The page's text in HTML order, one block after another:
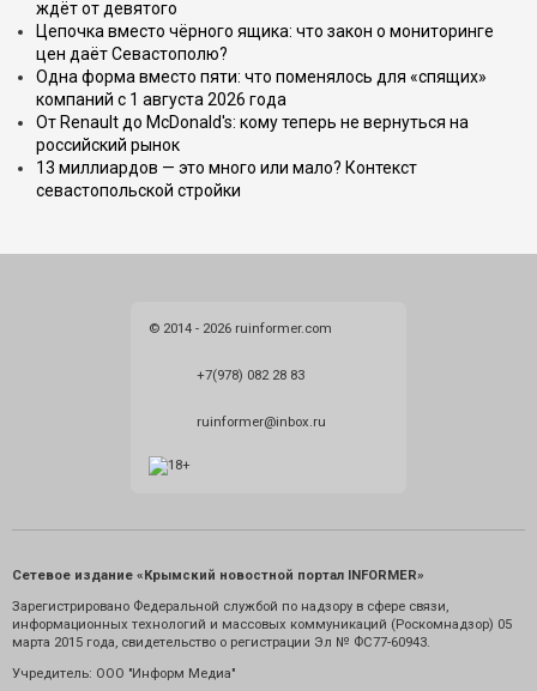
ждёт от девятого
Цепочка вместо чёрного ящика: что закон о мониторинге
цен даёт Севастополю?
Одна форма вместо пяти: что поменялось для «спящих»
компаний с 1 августа 2026 года
От Renault до McDonald's: кому теперь не вернуться на
российский рынок
13 миллиардов — это много или мало? Контекст
севастопольской стройки
© 2014 - 2026 ruinformer.com
+7(978) 082 28 83
ruinformer@inbox.ru
Сетевое издание «Крымский новостной портал INFORMER»
Зарегистрировано Федеральной службой по надзору в сфере связи,
информационных технологий и массовых коммуникаций (Роскомнадзор) 05
марта 2015 года, свидетельство о регистрации Эл № ФС77-60943.
Учредитель: ООО "Информ Медиа"